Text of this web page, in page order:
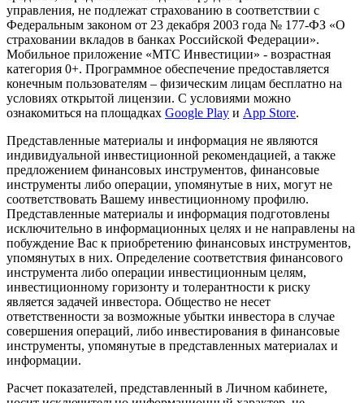
управления, не подлежат страхованию в соответствии с
Федеральным законом от 23 декабря 2003 года № 177-ФЗ «О
страховании вкладов в банках Российской Федерации».
Мобильное приложение «МТС Инвестиции» - возрастная
категория 0+. Программное обеспечение предоставляется
конечным пользователям – физическим лицам бесплатно на
условиях открытой лицензии. С условиями можно
ознакомиться на площадках Google Play и App Store.
Представленные материалы и информация не являются
индивидуальной инвестиционной рекомендацией, а также
предложением финансовых инструментов, финансовые
инструменты либо операции, упомянутые в них, могут не
соответствовать Вашему инвестиционному профилю.
Представленные материалы и информация подготовлены
исключительно в информационных целях и не направлены на
побуждение Вас к приобретению финансовых инструментов,
упомянутых в них. Определение соответствия финансового
инструмента либо операции инвестиционным целям,
инвестиционному горизонту и толерантности к риску
является задачей инвестора. Общество не несет
ответственности за возможные убытки инвестора в случае
совершения операций, либо инвестирования в финансовые
инструменты, упомянутые в представленных материалах и
информации.
Расчет показателей, представленный в Личном кабинете,